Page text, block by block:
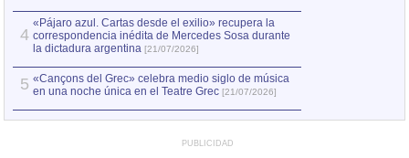
4
«Pájaro azul. Cartas desde el exilio» recupera la
correspondencia inédita de Mercedes Sosa durante
la dictadura argentina [21/07/2026]
5 «Cançons del Grec» celebra medio siglo de música
en una noche única en el Teatre Grec [21/07/2026]
PUBLICIDAD